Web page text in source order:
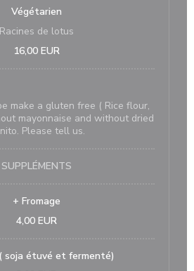
Végétarien
Racines de lotus
16,00 EUR
make a gluten free ( Rice flour,
mayonnaise and without dried
Please tell us.
SUPPLÉMENTS
+ Fromage
4,00 EUR
soja étuvé et fermenté)